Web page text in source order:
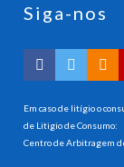
Siga-nos
Em caso de litígio o
de Litigio de Consumo:
Centro de Arbitragem